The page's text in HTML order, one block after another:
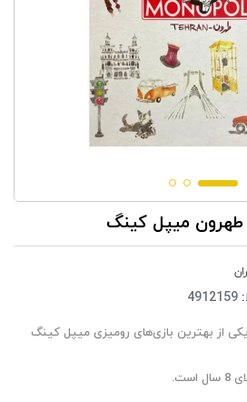
طهرون میپل کینگ
از بهترین بازی‌های رومیزی میپل کینگ